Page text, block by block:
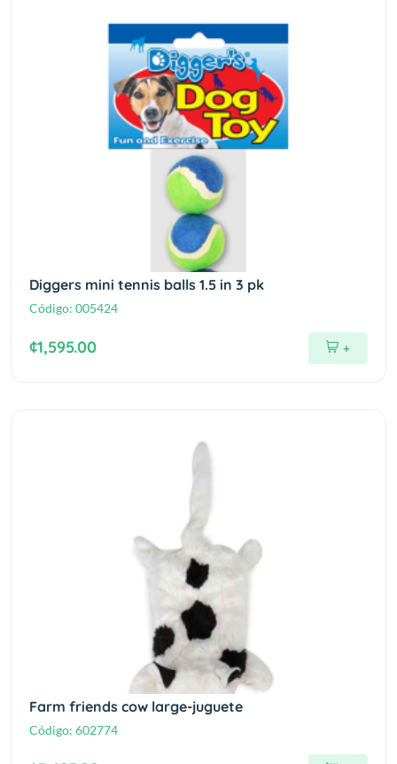
Diggers mini tennis balls 1.5 in 3 pk
Código: 005424
¢1,595.00 +
Farm friends cow large-juguete
Código: 602774